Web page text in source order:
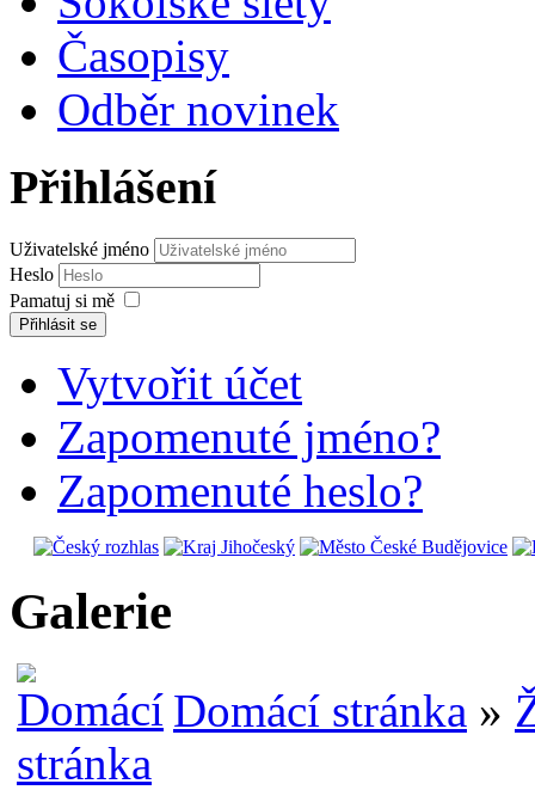
Časopisy
Odběr novinek
Přihlášení
Uživatelské jméno
Heslo
Pamatuj si mě
Přihlásit se
Vytvořit účet
Zapomenuté jméno?
Zapomenuté heslo?
Galerie
Domácí stránka »